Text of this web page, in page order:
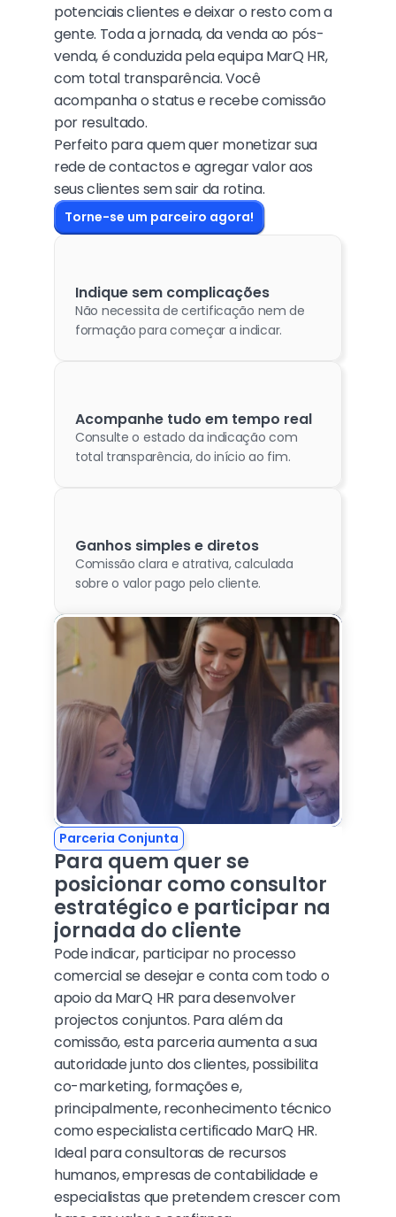
potenciais clientes e deixar o resto com a
gente. Toda a jornada, da venda ao pós-
venda, é conduzida pela equipa MarQ HR,
com total transparência. Você
acompanha o status e recebe comissão
por resultado.
Perfeito para quem quer monetizar sua
rede de contactos e agregar valor aos
seus clientes sem sair da rotina.
Torne-se um parceiro agora!
Indique sem complicações
Não necessita de certificação nem de
formação para começar a indicar.
Acompanhe tudo em tempo real
Consulte o estado da indicação com
total transparência, do início ao fim.
Ganhos simples e diretos
Comissão clara e atrativa, calculada
sobre o valor pago pelo cliente.
Parceria Conjunta
Para quem quer se
posicionar como consultor
estratégico e participar na
jornada do cliente
Pode indicar, participar no processo
comercial se desejar e conta com todo o
apoio da MarQ HR para desenvolver
projectos conjuntos. Para além da
comissão, esta parceria aumenta a sua
autoridade junto dos clientes, possibilita
co-marketing, formações e,
principalmente, reconhecimento técnico
como especialista certificado MarQ HR.
Ideal para consultoras de recursos
humanos, empresas de contabilidade e
especialistas que pretendem crescer com